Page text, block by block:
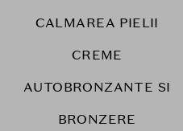
CALMAREA PIELII
CREME
AUTOBRONZANTE SI
BRONZERE